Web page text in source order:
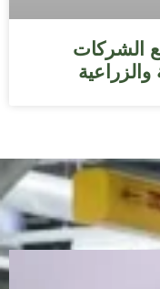
الشركات
والزراعية